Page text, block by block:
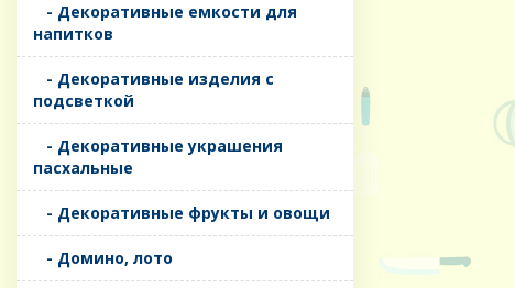
- Декоративные емкости для
напитков
- Декоративные изделия с
подсветкой
- Декоративные украшения
пасхальные
- Декоративные фрукты и овощи
- Домино, лото